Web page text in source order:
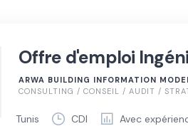
Offre d'emploi
ARWA BUILDING INFORMATION
CONSULTING / CONSEIL / AUDIT /
Tunis CDI Avec